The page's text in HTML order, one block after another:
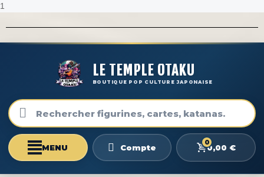
1
LE TEMPLE OTAKU
BOUTIQUE POP CULTURE JAPONAISE
Compte
0
0,00 €